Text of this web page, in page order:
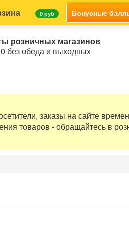
0 руб Бонусные
розничных магазинов
без обеда и выходных
заказы на сайте
товаров - обращайтесь в